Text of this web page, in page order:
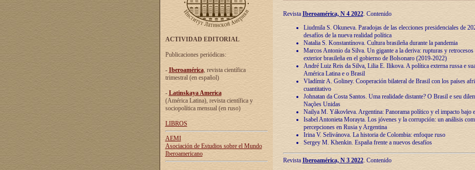
ACTIVIDAD EDITORIAL
Publicaciones periódicas:
- Iberoamérica, revista científica
trimestral (en español)
- Latinskaya America
(América Latina), revista científica y
sociopolítica mensual (en ruso)
LIBROS
AEMI
Asociación de Estudios sobre el Mundo
Iberoamericano
Revista Iberoamérica, N 4 2022. Contenido
Liudmila S. Okuneva. Paradojas de las elecciones presidenciales de
desafíos de la nueva realidad política
Natalia S. Konstantínova. Cultura brasileña durante la pandemia
Marcos Antonio da Silva. Un gigante a la deriva: rupturas y retrocesos
exterior brasileña en el gobierno de Bolsonaro (2019-2022)
André Luiz Reis da Silva, Lilia E. Ilikova. A política externa russa e
América Latina e o Brasil
Vladímir A. Goliney. Cooperación bilateral de Brasil con los países
cuantitativo
Johnatan da Costa Santos. Uma realidade distante? O Brasil e seu
Nações Unidas
Nailya M. Yákovleva. Argentina: Panorama político y el impacto bajo
Isabel Antonieta Morayta. Los jóvenes y la corrupción: un análisis
percepciones en Rusia y Argentina
Irina V. Selivánova. La historia de Colombia: enfoque ruso
Sergey M. Khenkin. España frente a nuevos desafíos
Revista Iberoamérica, N 3 2022. Contenido